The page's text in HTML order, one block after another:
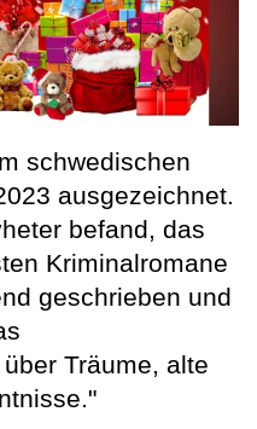
schwedischen
ausgezeichnet.
befand, das
Kriminalromane
geschrieben und
Träume, alte